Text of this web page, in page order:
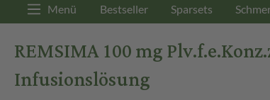
Menü Bestseller Sparsets
REMSIMA 100 mg
Infusionslösung